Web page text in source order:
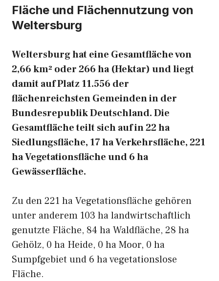
Fläche und Flächennutzung von
Weltersburg
Weltersburg hat eine Gesamtfläche von
2,66 km² oder 266 ha (Hektar) und liegt
damit auf Platz 11.556 der
flächenreichsten Gemeinden in der
Bundesrepublik Deutschland. Die
Gesamtfläche teilt sich auf in 22 ha
Siedlungsfläche, 17 ha Verkehrsfläche, 221
ha Vegetationsfläche und 6 ha
Gewässerfläche.
Zu den 221 ha Vegetationsfläche gehören
unter anderem 103 ha landwirtschaftlich
genutzte Fläche, 84 ha Waldfläche, 28 ha
Gehölz, 0 ha Heide, 0 ha Moor, 0 ha
Sumpfgebiet und 6 ha vegetationslose
Fläche.